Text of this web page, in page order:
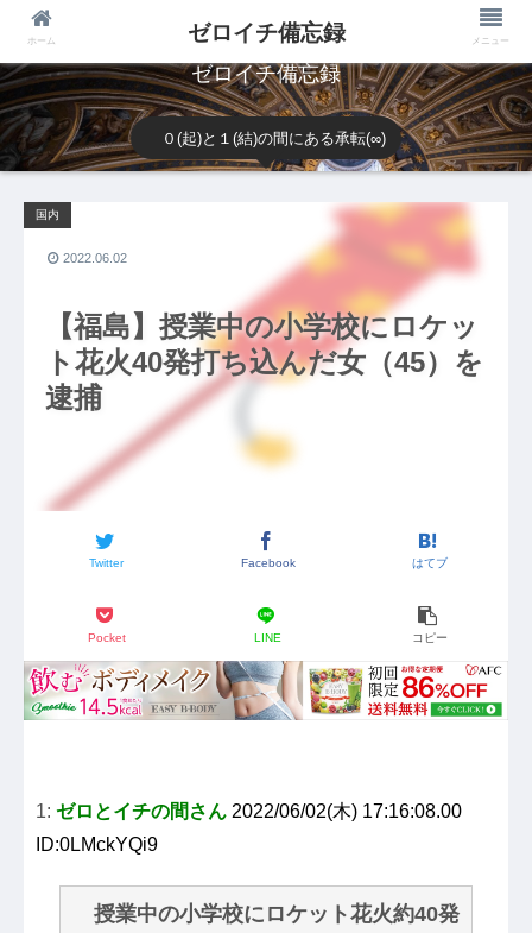
ゼロイチ備忘録
０(起)と１(結)の間にある承転(∞)
【福島】授業中の小学校にロケッ
ト花火40発打ち込んだ女（45）を
逮捕
国内
Twitter Facebook はてブ
Pocket LINE コピー
2022.06.02
1: ゼロとイチの間さん 2022/06/02(木) 17:16:08.00
ID:0LMckYQi9
授業中の小学校にロケット花火約40発
ホーム ゼロイチ備忘録 メニュー